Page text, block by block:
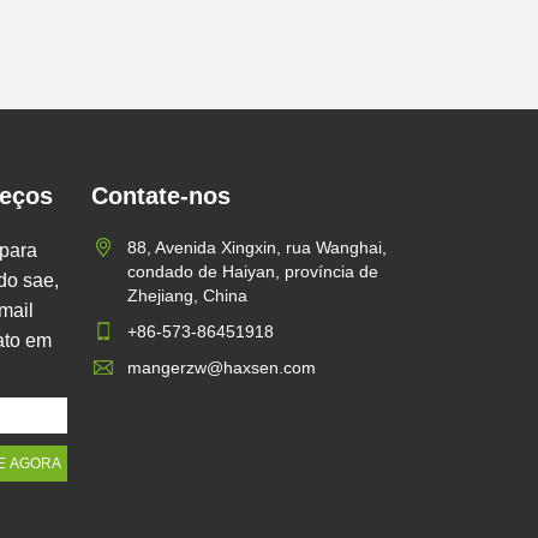
sae,
em
Contate-nos
88, Avenida Xingxin, rua Wanghai,
condado de Haiyan, província de
Zhejiang, China
+86-573-86451918
mangerzw@haxsen.com